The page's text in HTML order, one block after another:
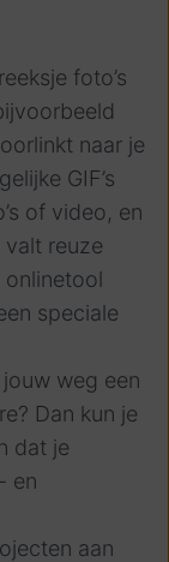
foto’s
naar je
GIF’s
of video, en
reuze
onlinetool
speciale
jouw weg een
Dan kun je
dat je
en
aan